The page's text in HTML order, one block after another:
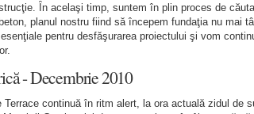
Ȋn acelaşi timp, suntem în plin proces de
planul nostru fiind să începem fundaţia nu mai
pentru desfăşurarea proiectului şi vom
- Decembrie 2010
Terrace continuă în ritm alert, la ora actuală zidul de